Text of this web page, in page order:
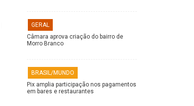
GERAL
Câmara aprova criação do bairro de
Morro Branco
BRASIL/MUNDO
Pix amplia participação nos pagamentos
em bares e restaurantes